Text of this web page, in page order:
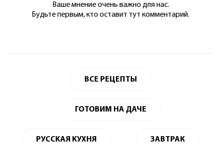
Ваше мнение очень важно для нас.
Будьте первым, кто оставит тут комментарий.
ВСЕ РЕЦЕПТЫ
ГОТОВИМ НА ДАЧЕ
РУССКАЯ КУХНЯ ЗАВТРАК